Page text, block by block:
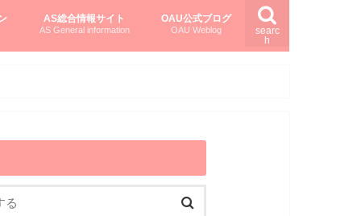
searc
h
AS総合情報サイト
AS General information
OAU公式ブログ
OAU Weblog